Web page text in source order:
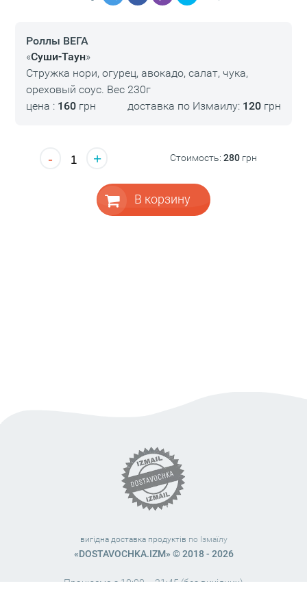
Роллы ВЕГА
«Суши-Таун»
Стружка нори, огурец, авокадо, салат, чука,
ореховый соус. Вес 230г
цена : 160грн доставка по Измаилу: 120 грн
- + Стоимость:280 грн
В корзину
вигідна доставка продуктів по Ізмаїлу
«DOSTAVOCHKA.IZM» © 2018 - 2026
Працюємо з 10:00 – 21:45 (без вихідних)